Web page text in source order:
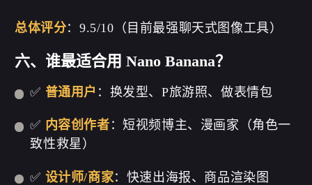
总体评分：9.5/10（目前最强聊天式图像工具）
六、谁最适合用 Nano Banana？
✅ 普通用户 ：换发型、P旅游照、做表情包
✅ 内容创作者 ：短视频博主、漫画家（角色一
致性救星）
✅ 设计师/商家：快速出海报、商品渲染图